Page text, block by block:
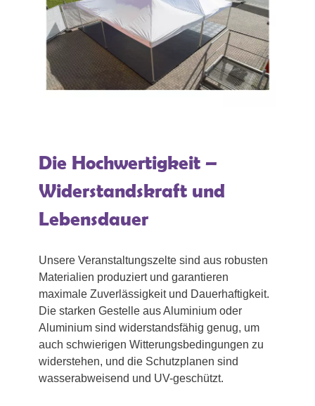
Die Hochwertigkeit –
Widerstandskraft und
Lebensdauer
Unsere Veranstaltungszelte sind aus robusten
Materialien produziert und garantieren
maximale Zuverlässigkeit und Dauerhaftigkeit.
Die starken Gestelle aus Aluminium oder
Aluminium sind widerstandsfähig genug, um
auch schwierigen Witterungsbedingungen zu
widerstehen, und die Schutzplanen sind
wasserabweisend und UV-geschützt.